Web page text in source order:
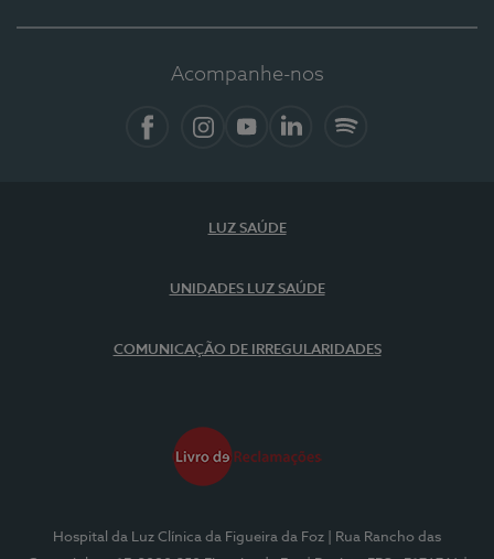
Acompanhe-nos
LUZ SAÚDE
UNIDADES LUZ SAÚDE
COMUNICAÇÃO DE IRREGULARIDADES
Hospital da Luz Clínica da Figueira da Foz
| Rua Rancho das